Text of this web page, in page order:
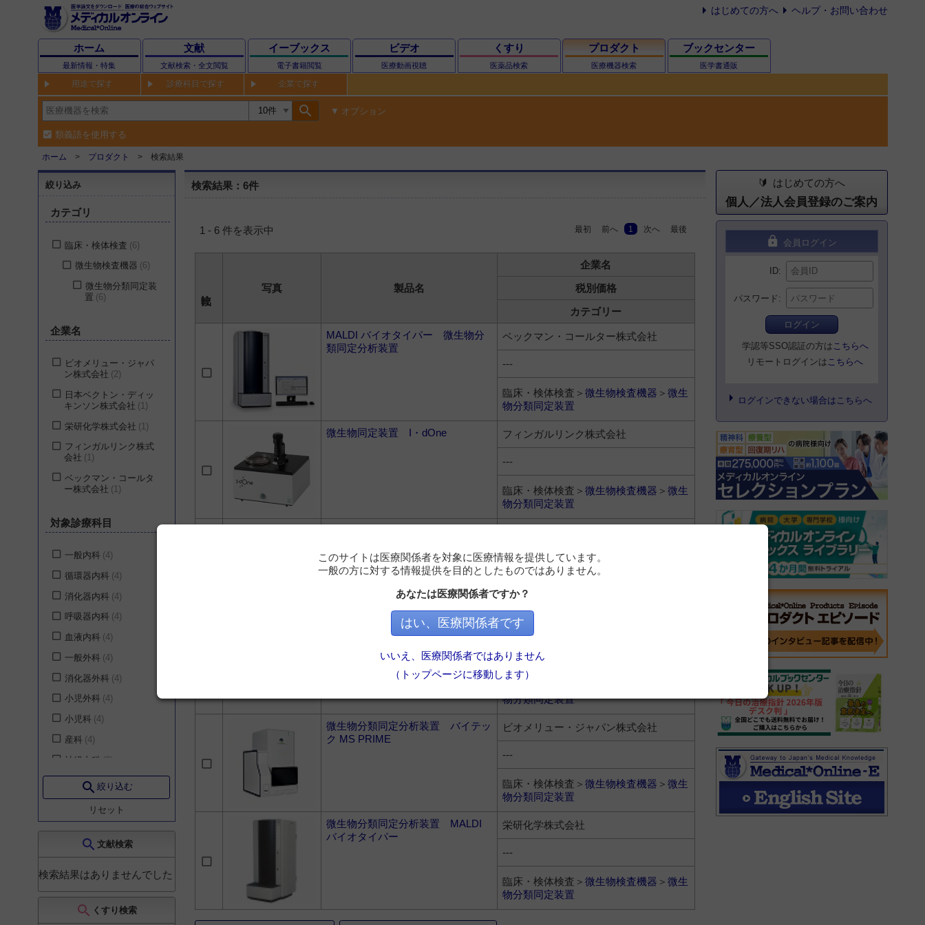
はじめての方へ ヘルプ・お問い合わせ
ホーム
最新情報・特集
文献
文献検索・全文閲覧
イーブックス
電子書籍閲覧
ビデオ
医療動画視聴
くすり
医薬品検索
プロダクト
医療機器検索
ブックセンター
医学書通販
用途で探す 診療科目で探す 企業で探す
search オプション
類義語を使用する
ホーム プロダクト 検索結果
絞り込み
カテゴリ
臨床・検体検査 6
微生物検査機器 6
微生物分類同定装
置 6
企業名
ビオメリュー・ジャパ
ン株式会社 2
日本ベクトン・ディッ
キンソン株式会社
1
栄研化学株式会社 1
フィンガルリンク株式
会社 1
ベックマン・コールタ
ー株式会社 1
対象診療科目
一般内科 4
循環器内科 4
消化器内科 4
呼吸器内科 4
血液内科 4
一般外科 4
消化器外科 4
小児外科 4
小児科 4
産科 4
神経内科
3
腎臓・内分泌・代謝内
老年内科 3
心臓血管外科 3
呼吸器外科
乳腺・内分泌外科
3
形成外科 3
婦人科
3
search 絞り込む
リセット
search 文献検索
検索結果はありませんでした
search くすり検索
検索結果：6件
1 - 6 件を表示中 最初 前へ 1 次へ 最後
写真 製品名
企業名
税別価格
カテゴリー
MALDI バイオタイパー 微生物分
類同定分析装置
ベックマン・コールター株式会社
---
臨床・検体検査＞ 微生物検査機器 ＞ 微生
物分類同定装置
微生物同定装置 I・dOne フィンガルリンク株式会社
---
臨床・検体検査＞ 微生物検査機器 ＞ 微生
物分類同定装置
---
臨床・検体検査＞
物分類同定装置
ビオメリュー・ジャパン株式会社
---
物分類同定装置
微生物分類同定分析装置 バイテッ
ク MS PRIME
ビオメリュー・ジャパン株式会社
---
臨床・検体検査＞ 微生物検査機器 ＞ 微生
物分類同定装置
微生物分類同定分析装置 MALDI
バイオタイパー
栄研化学株式会社
---
臨床・検体検査＞ 微生物検査機器 ＞ 微生
物分類同定装置
はじめての方へ
個人／法人会員登録のご案内
lock 会員ログイン
ID
パスワード
ログイン
学認等SSO認証の方は こちらへ
リモートログインは こちらへ
ログインできない場合はこちらへ
このサイトは医療関係者を対象に医療情報を提供しています。
一般の方に対する情報提供を目的としたものではありません。
あなたは医療関係者ですか？
はい、医療関係者です
いいえ、医療関係者ではありません
（トップページに移動します）